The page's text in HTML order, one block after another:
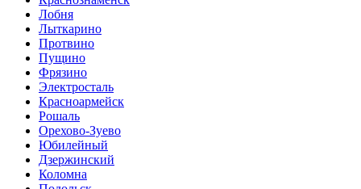
Лобня
Лыткарино
Протвино
Пущино
Фрязино
Электросталь
Красноармейск
Рошаль
Орехово-Зуево
Юбилейный
Дзержинский
Коломна